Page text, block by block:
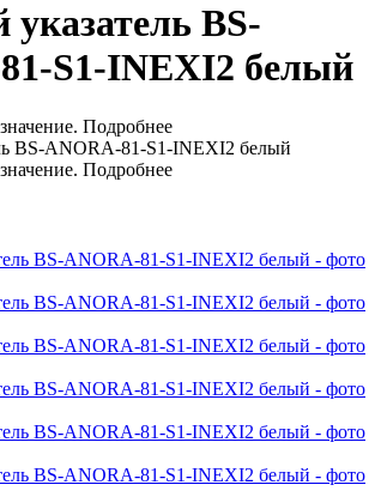
указатель BS-
S1-INEXI2 белый
Подробнее
BS-ANORA-81-S1-INEXI2 белый
Подробнее